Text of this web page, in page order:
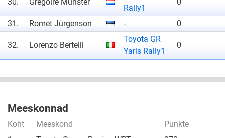
Rally1
31. Romet Jürgenson - 0
32. Lorenzo Bertelli
Toyota GR
Yaris Rally1
0
Meeskonnad
Koht Meeskond
Punkte